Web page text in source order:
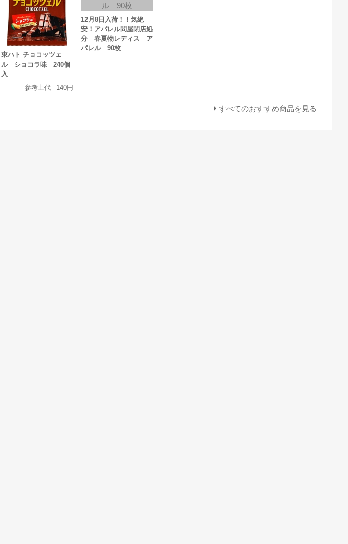
東ハト チョコッツェ
ル ショコラ味 240個
入
参考上代
140円
12月8日入荷！！気絶
安！アパレル問屋閉店処
分 春夏物レディス ア
パレル 90枚
すべてのおすすめ商品を見る